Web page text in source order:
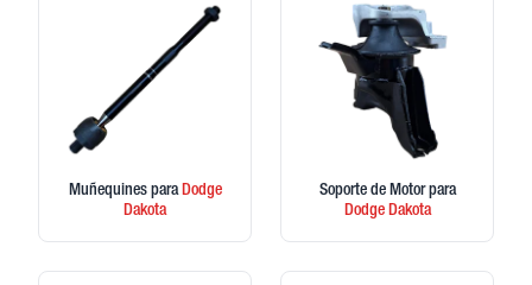
Muñequines paraDodge
Dakota
Soporte de Motor para
DodgeDakota